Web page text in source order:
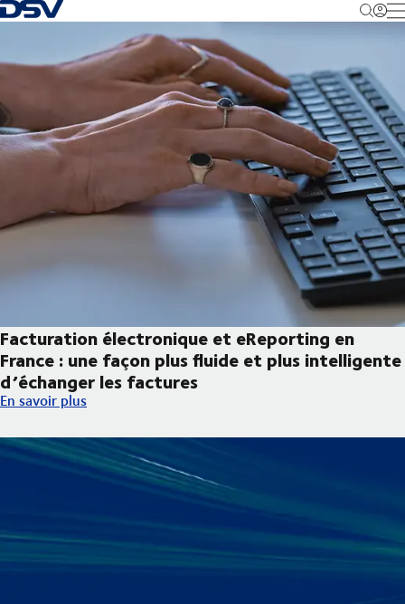
Retour à la page d'accueil
Facturation électronique et eReporting en
France : une façon plus fluide et plus intelligente
d’échanger les factures
Facturation électronique et eReporting en France : une façon
En savoir plus